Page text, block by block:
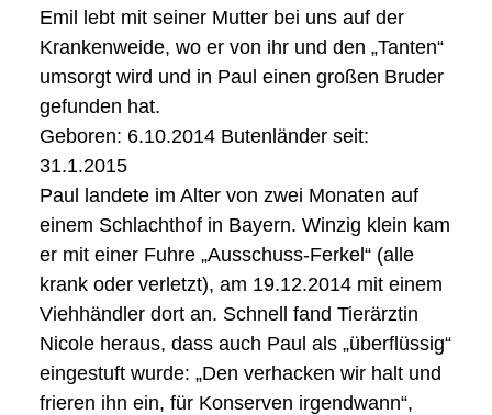
Emil lebt mit seiner Mutter bei uns auf der
Krankenweide, wo er von ihr und den „Tanten“
umsorgt wird und in Paul einen großen Bruder
gefunden hat.
Geboren: 6.10.2014 Butenländer seit:
31.1.2015
Paul landete im Alter von zwei Monaten auf
einem Schlachthof in Bayern. Winzig klein kam
er mit einer Fuhre „Ausschuss-Ferkel“ (alle
krank oder verletzt), am 19.12.2014 mit einem
Viehhändler dort an. Schnell fand Tierärztin
Nicole heraus, dass auch Paul als „überflüssig“
eingestuft wurde: „Den verhacken wir halt und
frieren ihn ein, für Konserven irgendwann“,